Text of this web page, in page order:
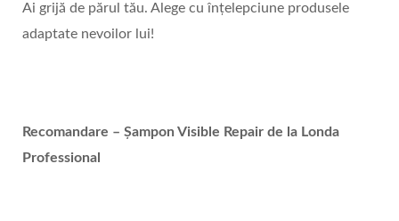
Ai grijă de părul tău. Alege cu înțelepciune produsele
adaptate nevoilor lui!
Recomandare – Șampon Visible Repair de la Londa
Professional